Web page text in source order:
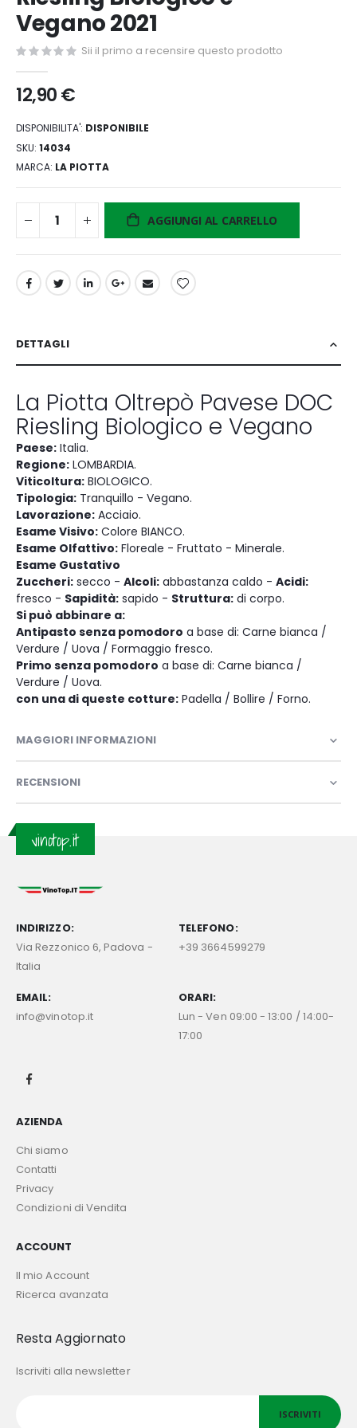
di
immagini
Vegano 2021
Sii il primo a recensire questo prodotto
12,90 €
DISPONIBILITA': DISPONIBILE
SKU 14034
MARCA LA PIOTTA
AGGIUNGI AL CARRELLO
DETTAGLI
La Piotta Oltrepò Pavese DOC
Riesling Biologico e Vegano
Paese: Italia.
Regione: LOMBARDIA.
Viticoltura: BIOLOGICO.
Tipologia: Tranquillo - Vegano.
Lavorazione: Acciaio.
Esame Visivo: Colore BIANCO.
Esame Olfattivo: Floreale - Fruttato - Minerale.
Esame Gustativo
Zuccheri: secco - Alcoli: abbastanza caldo - Acidi:
fresco - Sapidità: sapido - Struttura: di corpo.
Si può abbinare a:
Antipasto senza pomodoro a base di: Carne bianca /
Verdure / Uova / Formaggio fresco.
Primo senza pomodoro a base di: Carne bianca /
Verdure / Uova.
con una di queste cotture: Padella / Bollire / Forno.
MAGGIORI INFORMAZIONI
RECENSIONI
vinotop.it
INDIRIZZO:
Via Rezzonico 6, Padova -
Italia
TELEFONO:
+39 3664599279
EMAIL:
info@vinotop.it
ORARI:
Lun - Ven 09:00 - 13:00 / 14:00-
17:00
AZIENDA
Chi siamo
Contatti
Privacy
Condizioni di Vendita
ACCOUNT
Il mio Account
Ricerca avanzata
Resta Aggiornato
Iscriviti alla newsletter
ISCRIVITI